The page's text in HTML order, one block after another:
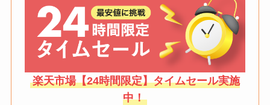
楽天市場【24時間限定】タイムセール実施
中！